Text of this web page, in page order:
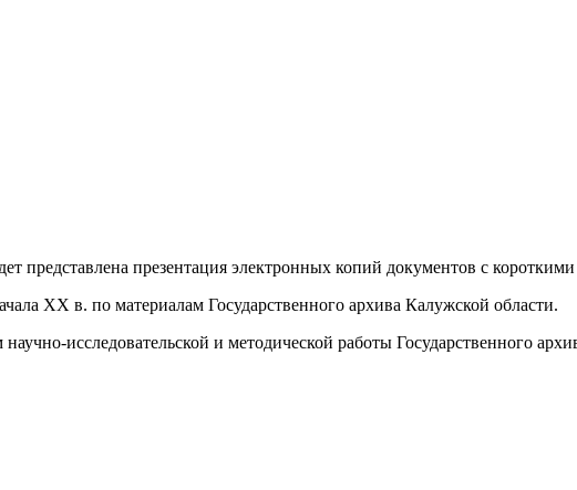
представлена презентация электронных копий документов с
ХХ в. по материалам Государственного архива Калужской области.
исследовательской и методической работы Государственного